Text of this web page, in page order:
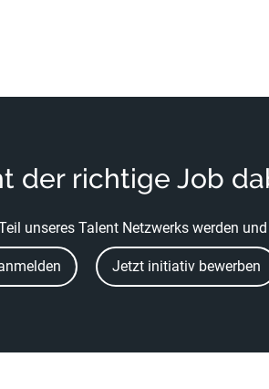
der richtige Job
unseres Talent Netzwerks werden
Jetzt initiativ bewerben